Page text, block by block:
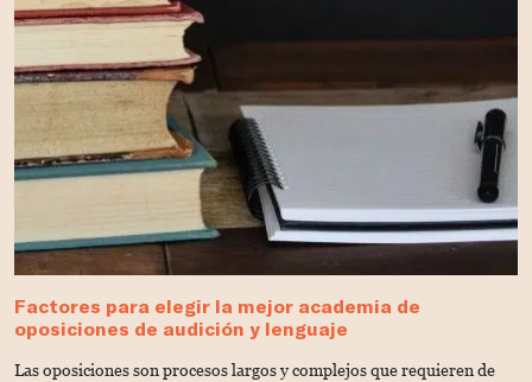
Factores para elegir la mejor academia de
oposiciones de audición y lenguaje
Las oposiciones son procesos largos y complejos que requieren de